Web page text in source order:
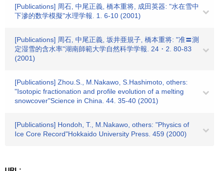
[Publications] 周石, 中尾正義, 橋本重将, 成田英器: "水在雪中
下滲的数学模擬"水理学報. 1. 6-10 (2001)
[Publications] 周石, 中尾正義, 坂井亜規子, 橋本重将: "准〓測
定湿雪的含水率"湖南師範大学自然科学学報. 24・2. 80-83
(2001)
[Publications] Zhou.S., M.Nakawo, S.Hashimoto, others:
"Isotopic fractionation and profile evolution of a melting
snowcover"Science in China. 44. 35-40 (2001)
[Publications] Hondoh, T., M.Nakawo, others: "Physics of
Ice Core Record"Hokkaido University Press. 459 (2000)